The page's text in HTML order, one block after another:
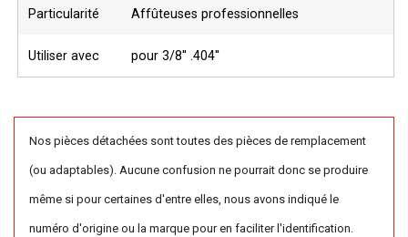
Particularité Affûteuses professionnelles
Utiliser avec pour 3/8'' .404''
Nos pièces détachées sont toutes des pièces de remplacement
(ou adaptables). Aucune confusion ne pourrait donc se produire
même si pour certaines d'entre elles, nous avons indiqué le
numéro d'origine ou la marque pour en faciliter l'identification.